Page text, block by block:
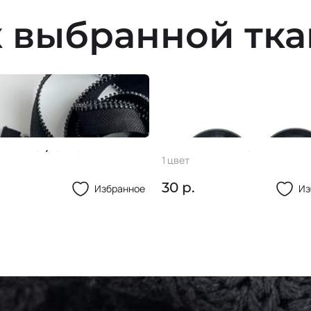
М8/1С 70см
Избранное
Пуговица 36L
1 цвет
30 р.